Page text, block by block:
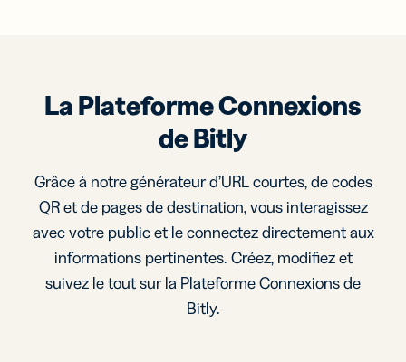
La Plateforme Connexions
de Bitly
Grâce à notre générateur d’URL courtes, de codes
QR et de pages de destination, vous interagissez
avec votre public et le connectez directement aux
informations pertinentes. Créez, modifiez et
suivez le tout sur la Plateforme Connexions de
Bitly.